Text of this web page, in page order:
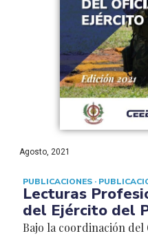
Agosto, 2021
PUBLICACIONES ·
Lecturas
del Ejército del
Bajo la coordinación